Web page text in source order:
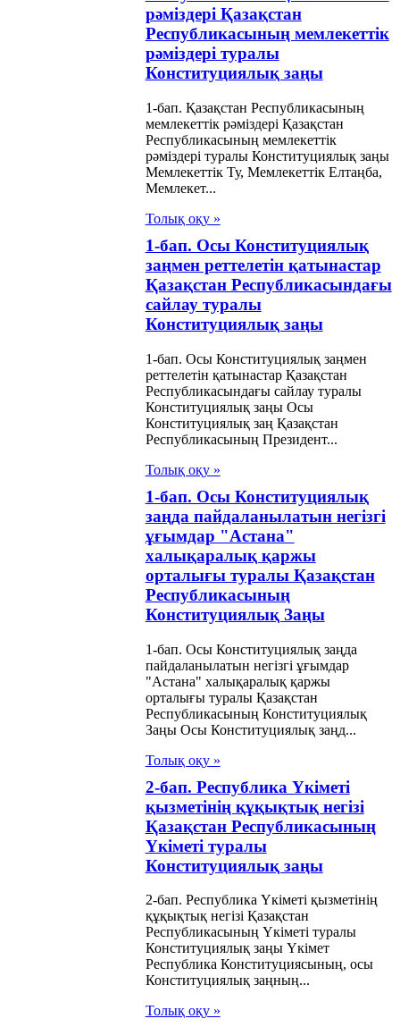
рәміздері Қазақстан
Республикасының мемлекеттік
рәміздері туралы
Конституциялық заңы
1-бап. Қазақстан Республикасының
мемлекеттік рәміздері Қазақстан
Республикасының мемлекеттік
рәміздері туралы Конституциялық заңы
Мемлекеттік Ту, Мемлекеттік Елтаңба,
Мемлекет...
Толық оқу »
1-бап. Осы Конституциялық
заңмен реттелетін қатынастар
Қазақстан Республикасындағы
сайлау туралы
Конституциялық заңы
1-бап. Осы Конституциялық заңмен
реттелетін қатынастар Қазақстан
Республикасындағы сайлау туралы
Конституциялық заңы Осы
Конституциялық заң Қазақстан
Республикасының Президент...
Толық оқу »
1-бап. Осы Конституциялық
заңда пайдаланылатын негізгі
ұғымдар "Астана"
халықаралық қаржы
орталығы туралы Қазақстан
Республикасының
Конституциялық Заңы
1-бап. Осы Конституциялық заңда
пайдаланылатын негізгі ұғымдар
"Астана" халықаралық қаржы
орталығы туралы Қазақстан
Республикасының Конституциялық
Заңы Осы Конституциялық заңд...
Толық оқу »
2-бап. Республика Үкiметi
қызметiнiң құқықтық негiзi
Қазақстан Республикасының
Үкіметі туралы
Конституциялық заңы
2-бап. Республика Үкiметi қызметiнiң
құқықтық негiзi Қазақстан
Республикасының Үкіметі туралы
Конституциялық заңы Үкiмет
Республика Конституциясының, осы
Конституциялық заңның...
Толық оқу »